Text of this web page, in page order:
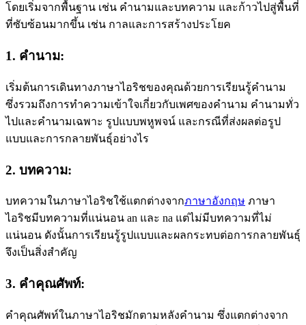
โดยเริ่มจากพื้นฐาน เช่น คํานามและบทความ และก้าวไปสู่พื้นที่
ที่ซับซ้อนมากขึ้น เช่น กาลและการสร้างประโยค
1. คํานาม:
เริ่มต้นการเดินทางภาษาไอริชของคุณด้วยการเรียนรู้คํานาม
ซึ่งรวมถึงการทําความเข้าใจเกี่ยวกับเพศของคํานาม คํานามทั่ว
ไปและคํานามเฉพาะ รูปแบบพหูพจน์ และกรณีที่ส่งผลต่อรูป
แบบและการกลายพันธุ์อย่างไร
2. บทความ:
บทความในภาษาไอริชใช้แตกต่างจากภาษาอังกฤษ ภาษา
ไอริชมีบทความที่แน่นอน an และ na แต่ไม่มีบทความที่ไม่
แน่นอน ดังนั้นการเรียนรู้รูปแบบและผลกระทบต่อการกลายพันธุ์
จึงเป็นสิ่งสําคัญ
3. คําคุณศัพท์:
คําคุณศัพท์ในภาษาไอริชมักตามหลังคํานาม ซึ่งแตกต่างจาก